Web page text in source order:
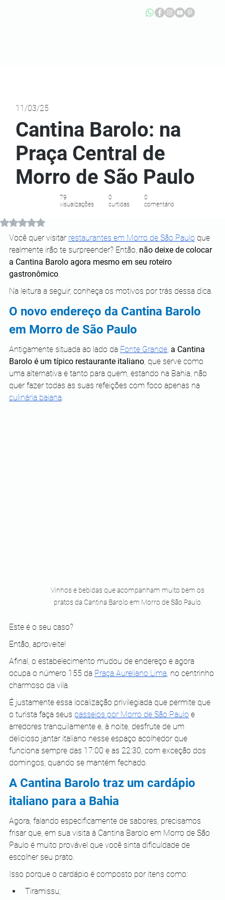
Avaliado com NaN de 5 estrelas.
Você quer visitar restaurantes em Morro de São Paulo que
realmente irão te surpreender? Então, não deixe de colocar
a Cantina Barolo agora mesmo em seu roteiro
gastronômico.
Na leitura a seguir, conheça os motivos por trás dessa dica.
O novo endereço da Cantina Barolo
em Morro de São Paulo
Antigamente situada ao lado da Fonte Grande, a Cantina
Barolo é um típico restaurante italiano, que serve como
uma alternativa e tanto para quem, estando na Bahia, não
quer fazer todas as suas refeições com foco apenas na
culinária baiana.
Vinhos e bebidas que acompanham muito bem os
pratos da Cantina Barolo em Morro de São Paulo.
Este é o seu caso?
Então, aproveite!
Afinal, o estabelecimento mudou de endereço e agora
ocupa o número 155 da Praça Aureliano Lima , no centrinho
charmoso da vila.
É justamente essa localização privilegiada que permite que
o turista faça seus passeios por Morro de São Paulo e
arredores tranquilamente e, à noite, desfrute de um
delicioso jantar italiano nesse espaço acolhedor que
funciona sempre das 17:00 e as 22:30, com exceção dos
domingos, quando se mantém fechado.
A Cantina Barolo traz um cardápio
italiano para a Bahia
Agora, falando especificamente de sabores, precisamos
frisar que, em sua visita à Cantina Barolo em Morro de São
Paulo é muito provável que você sinta dificuldade de
escolher seu prato.
Isso porque o cardápio é composto por itens como:
Tiramissu;
79
visualizações
0
curtidas
0
comentário
Cantina Barolo: na
Praça Central de
Morro de São Paulo
11/03/25